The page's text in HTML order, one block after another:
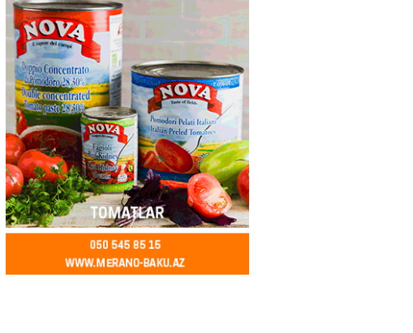
GÜNDƏM
Məmmədnağı Əkbərov bu agentliyin
sədr müavini oldu – FOTO
05.08.2026- 12:30 101
GÜNDƏM
Milli Məclisin deputatı Asif Əsgərov
Zaqatalanın dağ kəndlərindən biri olan
Cimcimax kəndində sakinlərlə görüşdü
-FOTOLAR
05.08.2026 - 12:15 104